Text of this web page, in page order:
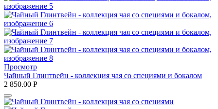
Заказать новогодний подарок из кофе и
чая с доставкой
В каталоге нашего магазина представлены оригинальные
подарки на Рождество, Новый год. Разнообразие вариантов и
цен позволяет выбрать оптимальный вариант для всех членов
семьи, коллег, друзей. Мы производим доставку по Москве и
всем населенным пунктам России. Ее стоимость зависит от
региона вашего проживания, тарифов транспортной
компании, суммы заказа. С нашей помощью атмосфера в
вашем доме будет по-настоящему новогодней.
Просмотр
Чайный Глинтвейн - коллекция чая со специями и бокалом
2 850.00 Р